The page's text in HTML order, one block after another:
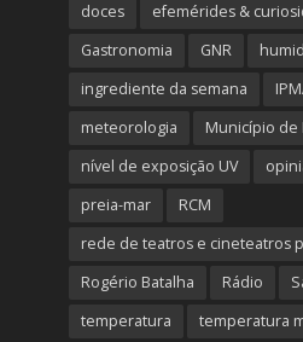
doces
efemérides &
Gastronomia
GNR
ingrediente da semana
meteorologia
Município de
nível de exposição UV
preia-mar
RCM
rede de teatros e cineteatros
Rogério Batalha
Rádio
temperatura
temperatura